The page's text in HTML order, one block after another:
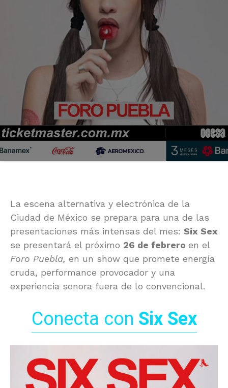
La escena alternativa y electrónica de la
Ciudad de México se prepara para una de las
presentaciones más intensas del mes: Six Sex
se presentará el próximo 26 de febrero en el
Foro Puebla, en un show que promete energía
cruda, performance provocador y una
experiencia sonora fuera de lo convencional.
Conecta con Six Sex